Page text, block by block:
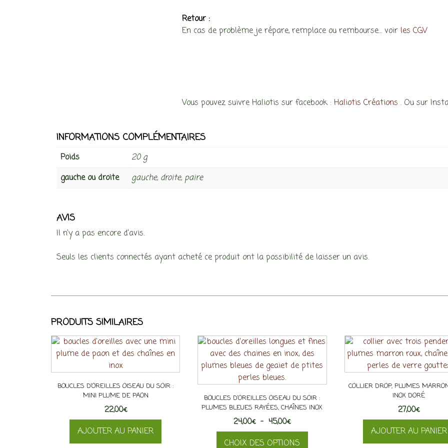
Retour :
En cas de problème je répare, remplace ou rembourse… voir les CGV
Vous pouvez suivre Haliotis sur facebook :Haliotis Créations . Ou sur
INFORMATIONS COMPLÉMENTAIRES
Poids
20 g
gauche ou droite
gauche, droite, paire
AVIS
Il n’y a pas encore d’avis.
Seuls les clients connectés ayant acheté ce produit ont la possibilité de laisser un avis.
PRODUITS SIMILAIRES
BOUCLES D’OREILLES OISEAU DU SOIR :
MINI PLUME DE PAON
22,00€
AJOUTER AU PANIER
BOUCLES D’OREILLES OISEAU DU SOIR :
PLUMES BLEUES RAYÉES, CHAÎNES INOX
24,00€ – 45,00€Plage
de
prix :
CHOIX DES OPTIONS
COLLIER DROP, PLUMES
INOX DORÉ
27,00€
AJOUTER AU PANIER